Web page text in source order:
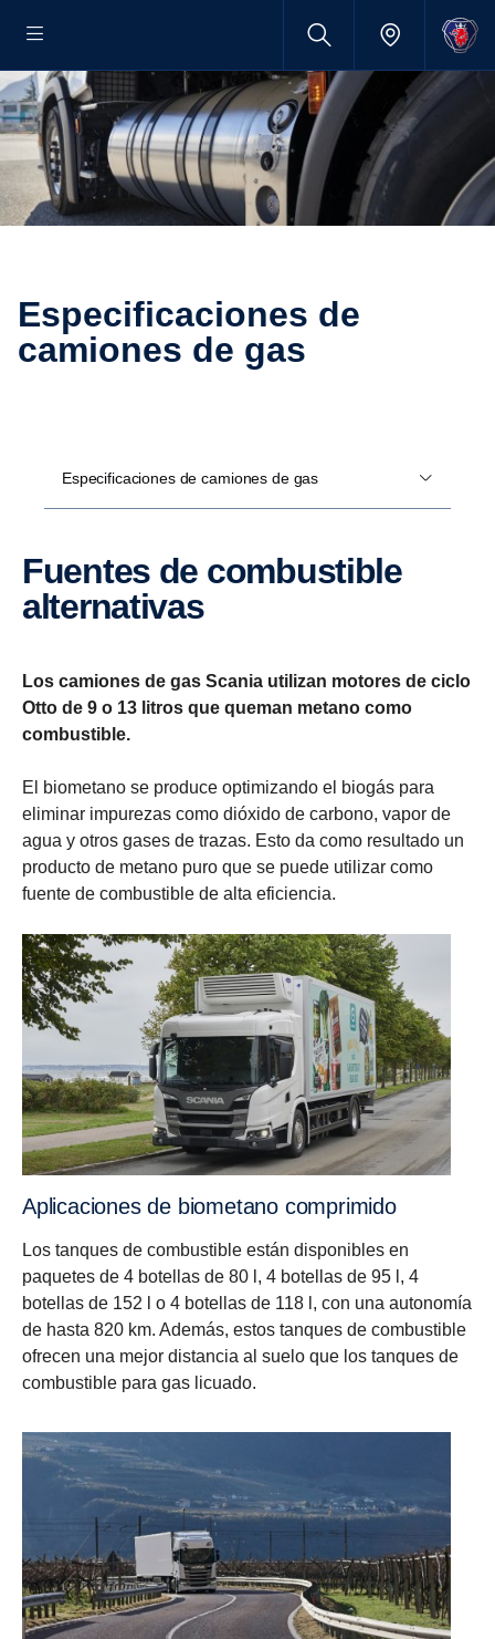
Especi­fi­ca­ciones de
camiones de gas
Especificaciones de camiones de gas
Fuentes de combus­tible
alter­na­tivas
Los camiones de gas Scania utilizan motores de ciclo
Otto de 9 o 13 litros que queman metano como
combustible.
El biometano se produce optimizando el biogás para
eliminar impurezas como dióxido de carbono, vapor de
agua y otros gases de trazas. Esto da como resultado un
producto de metano puro que se puede utilizar como
fuente de combustible de alta eficiencia.
Aplica­ciones de biome­tano compri­mido
Los tanques de combustible están disponibles en
paquetes de 4 botellas de 80 l, 4 botellas de 95 l, 4
botellas de 152 l o 4 botellas de 118 l, con una autonomía
de hasta 820 km. Además, estos tanques de combustible
ofrecen una mejor distancia al suelo que los tanques de
combustible para gas licuado.